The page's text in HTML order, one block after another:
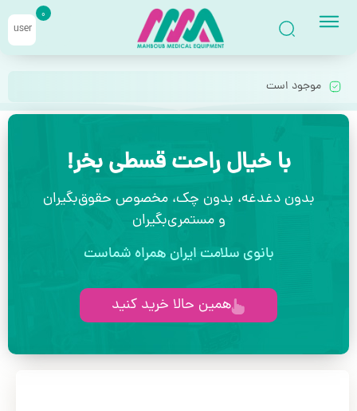
0
user
موجود است
با خیال راحت قسطی بخر!
بدون دغدغه، بدون چک، مخصوص حقوق‌بگیران
و مستمری‌بگیران
بانوی سلامت ایران همراه شماست
همین حالا خرید کنید